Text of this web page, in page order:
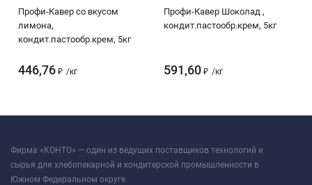
Профи-Кавер со вкусом
лимона,
кондит.пастообр.крем, 5кг
446,76 ₽ /кг
Профи-Кавер Шоколад ,
кондит.пастообр.крем, 5кг
591,60 ₽ /кг
Фирма «КОНТО» — один из ведущих поставщиков технологий и
сырья для хлебопекарной и кондитерской промышленности в
Южном Федеральном округе.